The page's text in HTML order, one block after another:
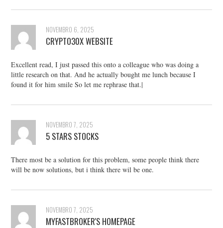
NOVEMBRO 6, 2025
CRYPTO30X WEBSITE
Excellent read, I just passed this onto a colleague who was doing a
little research on that. And he actually bought me lunch because I
found it for him smile So let me rephrase that.|
NOVEMBRO 7, 2025
5 STARS STOCKS
There most be a solution for this problem, some people think there
will be now solutions, but i think there wil be one.
NOVEMBRO 7, 2025
MYFASTBROKER'S HOMEPAGE